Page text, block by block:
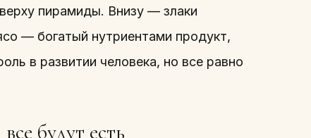
пирамиды. Внизу — злаки
— богатый нутриентами продукт,
в развитии человека, но все равно
будут есть